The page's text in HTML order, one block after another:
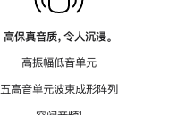
高保真音质，令人沉浸。
高振幅低音单元
五高音单元波束成形阵列